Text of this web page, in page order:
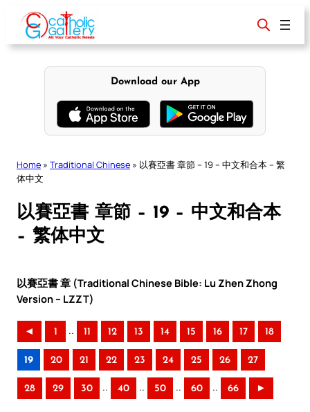
content
Download our App
Home » Traditional Chinese » 以賽亞書 章節 – 19 – 中文和合本 – 繁
体中文
以賽亞書 章節 – 19 – 中文和合本
– 繁体中文
以賽亞書 章 (Traditional Chinese Bible: Lu Zhen Zhong
Version – LZZT)
◄ 1 .. 11 12 13 14 15 16 17 18
19 20 21 22 23 24 25 26 27
28 29 30 .. 40 .. 50 .. 60 .. 66 ►